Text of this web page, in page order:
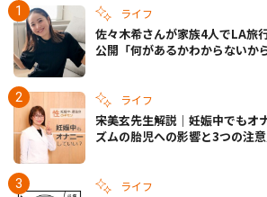
ライフ
佐々木希さんが家族4人でLA旅
公開「何があるかわからないか
ライフ
宋美玄先生解説｜妊娠中でもオ
ズムの胎児への影響と3つの注
ライフ